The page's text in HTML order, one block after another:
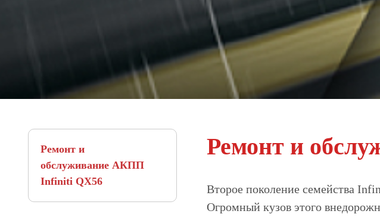
Ремонт и
обслуживание АКПП
Infiniti QX56
Ремонт и
Второе поколение семейства
Огромный кузов этого